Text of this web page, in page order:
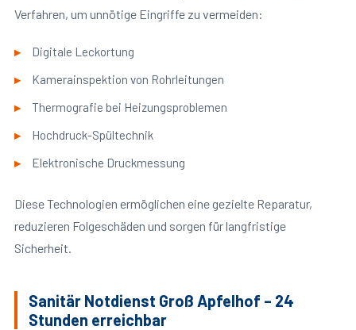
Verfahren, um unnötige Eingriffe zu vermeiden:
Digitale Leckortung
Kamerainspektion von Rohrleitungen
Thermografie bei Heizungsproblemen
Hochdruck-Spültechnik
Elektronische Druckmessung
Diese Technologien ermöglichen eine gezielte Reparatur,
reduzieren Folgeschäden und sorgen für langfristige
Sicherheit.
Sanitär Notdienst Groß Apfelhof – 24
Stunden erreichbar